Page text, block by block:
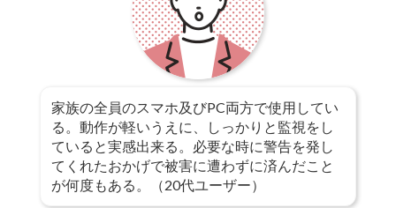
家族の全員のスマホ及びPC両方で使用してい
る。動作が軽いうえに、しっかりと監視をし
ていると実感出来る。必要な時に警告を発し
てくれたおかげで被害に遭わずに済んだこと
が何度もある。（20代ユーザー）